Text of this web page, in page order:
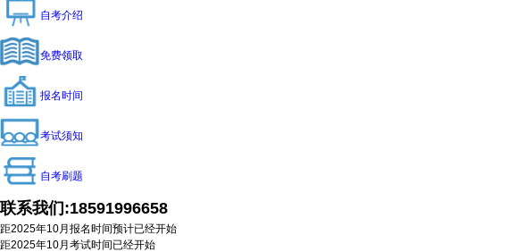
自考介绍
免费领取
报名时间
考试须知
自考刷题
联系我们:18591996658
距2025年10月报名时间预计已经开始
距2025年10月考试时间已经开始